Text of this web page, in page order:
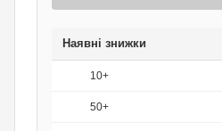
Наявні знижки
10+
50+